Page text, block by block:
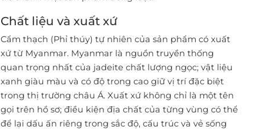
Chất liệu và xuất xứ
Cẩm thạch (Phỉ thúy) tự nhiên của sản phẩm có xuất
xứ từ Myanmar. Myanmar là nguồn truyền thống
quan trọng nhất của jadeite chất lượng ngọc; vật liệu
xanh giàu màu và có độ trong cao giữ vị trí đặc biệt
trong thị trường châu Á. Xuất xứ không chỉ là một tên
gọi trên hồ sơ; điều kiện địa chất của từng vùng có thể
để lại dấu ấn riêng trong sắc độ, cấu trúc và vẻ sống